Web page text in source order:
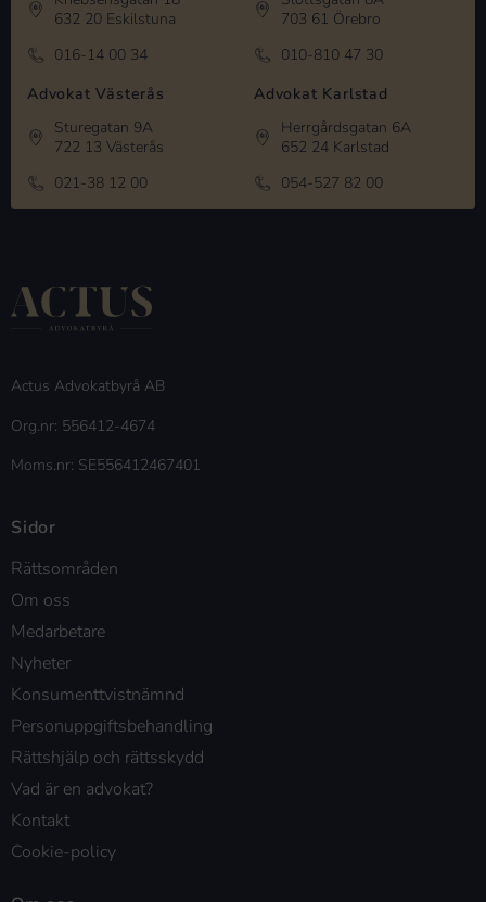
632 20 Eskilstuna
016-14 00 34
703 61 Örebro
010-810 47 30
Advokat Västerås
Sturegatan 9A
722 13 Västerås
021-38 12 00
Advokat Karlstad
Herrgårdsgatan 6A
652 24 Karlstad
054-527 82 00
Actus Advokatbyrå AB
Org.nr: 556412-4674
Moms.nr: SE556412467401
Sidor
Rättsområden
Om oss
Medarbetare
Nyheter
Konsumenttvistnämnd
Personuppgiftsbehandling
Rättshjälp och rättsskydd
Vad är en advokat?
Kontakt
Cookie-policy